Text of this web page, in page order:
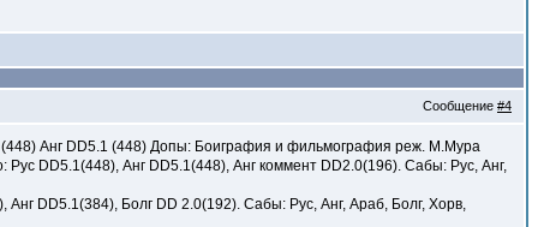
Сообщение #4
(448) Анг DD5.1 (448) Допы: Боиграфия и фильмография реж. М.Мура
DD5.1(448), Анг DD5.1(448), Анг коммент DD2.0(196). Сабы: Рус, Анг,
DD5.1(384), Болг DD 2.0(192). Сабы: Рус, Анг, Араб, Болг, Хорв,